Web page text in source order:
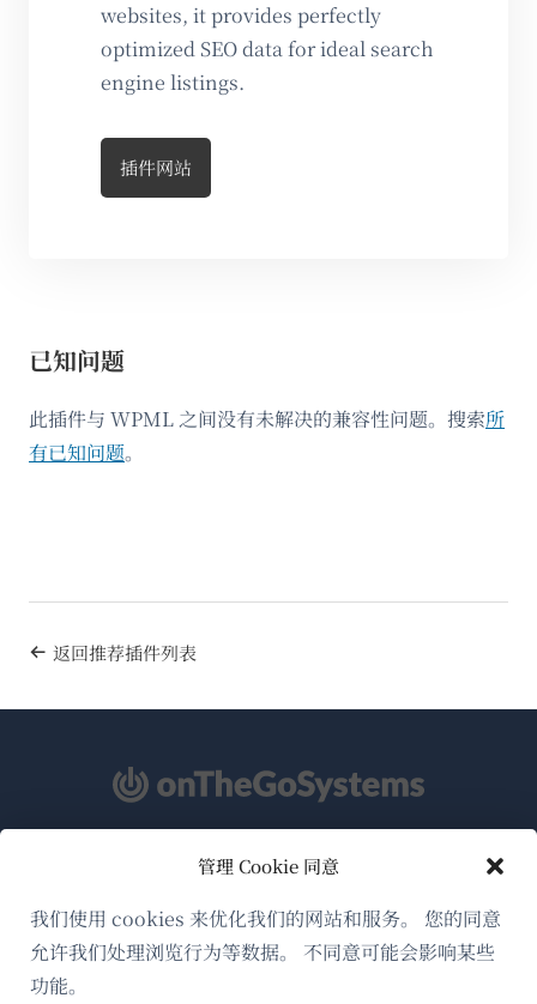
管理 Cookie 同意
我们使用 cookies 来优化我们的网站和服务。 您的同意
允许我们处理浏览行为等数据。 不同意可能会影响某些
功能。
websites, it provides perfectly
optimized SEO data for ideal search
engine listings.
插件网站
已知问题
此插件与 WPML 之间没有未解决的兼容性问题。搜索所
有已知问题。
返回推荐插件列表
关于WPML
GDPR与隐私政策
加入我们的团队（在